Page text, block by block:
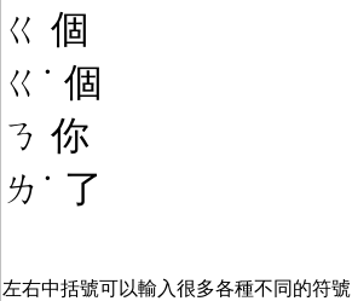
ㄍ 個
ㄍ ˙ 個
ㄋ 你
ㄌ ˙ 了
左右中括號可以輸入很多各種不同的符號